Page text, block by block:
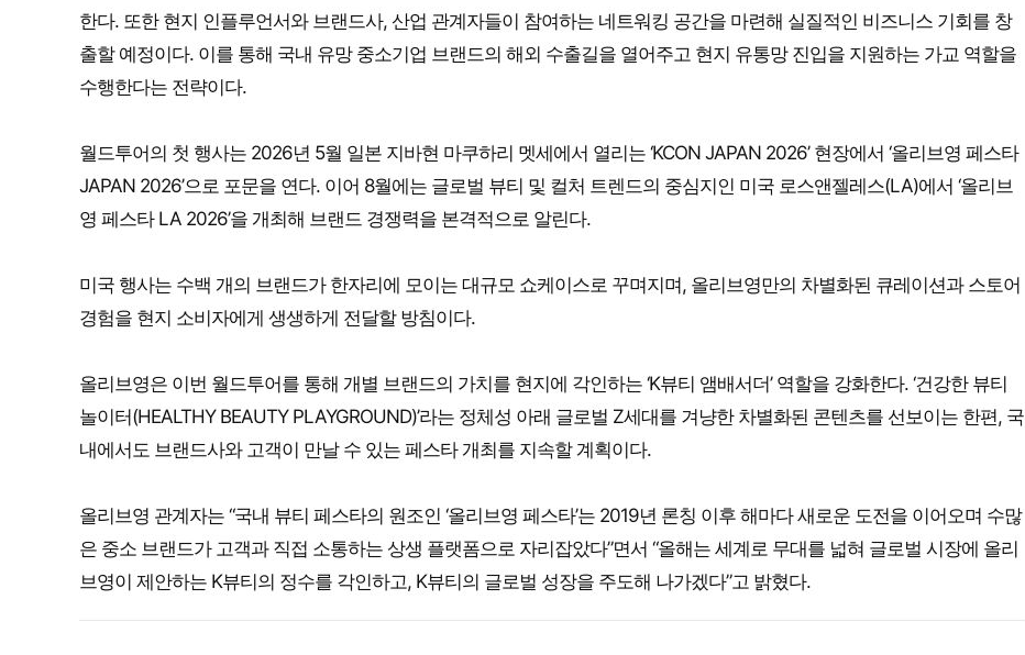
한다. 또한 현지 인플루언서와 브랜드사, 산업 관계자들이 참여하는 네트워킹 공간을 마련해 실질적인 비즈니스 기회를 창
출할 예정이다. 이를 통해 국내 유망 중소기업 브랜드의 해외 수출길을 열어주고 현지 유통망 진입을 지원하는 가교 역할을
수행한다는 전략이다.
월드투어의 첫 행사는 2026년 5월 일본 지바현 마쿠하리 멧세에서 열리는 ‘KCON JAPAN 2026’ 현장에서 ‘올리브영 페스타
JAPAN 2026’으로 포문을 연다. 이어 8월에는 글로벌 뷰티 및 컬처 트렌드의 중심지인 미국 로스앤젤레스(LA)에서 ‘올리브
영 페스타 LA 2026’을 개최해 브랜드 경쟁력을 본격적으로 알린다.
미국 행사는 수백 개의 브랜드가 한자리에 모이는 대규모 쇼케이스로 꾸며지며, 올리브영만의 차별화된 큐레이션과 스토어
경험을 현지 소비자에게 생생하게 전달할 방침이다.
올리브영은 이번 월드투어를 통해 개별 브랜드의 가치를 현지에 각인하는 ‘K뷰티 앰배서더’ 역할을 강화한다. ‘건강한 뷰티
놀이터(HEALTHY BEAUTY PLAYGROUND)’라는 정체성 아래 글로벌 Z세대를 겨냥한 차별화된 콘텐츠를 선보이는 한편, 국
내에서도 브랜드사와 고객이 만날 수 있는 페스타 개최를 지속할 계획이다.
올리브영 관계자는 “국내 뷰티 페스타의 원조인 ‘올리브영 페스타’는 2019년 론칭 이후 해마다 새로운 도전을 이어오며 수많
은 중소 브랜드가 고객과 직접 소통하는 상생 플랫폼으로 자리잡았다”면서 “올해는 세계로 무대를 넓혀 글로벌 시장에 올리
브영이 제안하는 K뷰티의 정수를 각인하고, K뷰티의 글로벌 성장을 주도해 나가겠다”고 밝혔다.